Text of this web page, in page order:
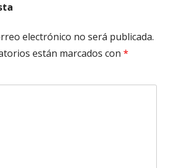
electrónico no será publicada.
están marcados con *